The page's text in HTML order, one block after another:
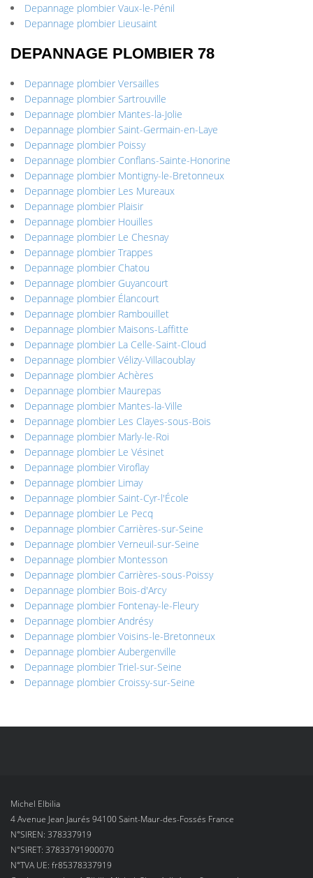
Depannage plombier Vaux-le-Pénil
Depannage plombier Lieusaint
DEPANNAGE PLOMBIER 78
Depannage plombier Versailles
Depannage plombier Sartrouville
Depannage plombier Mantes-la-Jolie
Depannage plombier Saint-Germain-en-Laye
Depannage plombier Poissy
Depannage plombier Conflans-Sainte-Honorine
Depannage plombier Montigny-le-Bretonneux
Depannage plombier Les Mureaux
Depannage plombier Plaisir
Depannage plombier Houilles
Depannage plombier Le Chesnay
Depannage plombier Trappes
Depannage plombier Chatou
Depannage plombier Guyancourt
Depannage plombier Élancourt
Depannage plombier Rambouillet
Depannage plombier Maisons-Laffitte
Depannage plombier La Celle-Saint-Cloud
Depannage plombier Vélizy-Villacoublay
Depannage plombier Achères
Depannage plombier Maurepas
Depannage plombier Mantes-la-Ville
Depannage plombier Les Clayes-sous-Bois
Depannage plombier Marly-le-Roi
Depannage plombier Le Vésinet
Depannage plombier Viroflay
Depannage plombier Limay
Depannage plombier Saint-Cyr-l'École
Depannage plombier Le Pecq
Depannage plombier Carrières-sur-Seine
Depannage plombier Verneuil-sur-Seine
Depannage plombier Montesson
Depannage plombier Carrières-sous-Poissy
Depannage plombier Bois-d'Arcy
Depannage plombier Fontenay-le-Fleury
Depannage plombier Andrésy
Depannage plombier Voisins-le-Bretonneux
Depannage plombier Aubergenville
Depannage plombier Triel-sur-Seine
Depannage plombier Croissy-sur-Seine
Michel Elbilia
4 Avenue Jean Jaurés 94100 Saint-Maur-des-Fossés France
N°SIREN: 378337919
N°SIRET: 37833791900070
N°TVA UE: fr85378337919